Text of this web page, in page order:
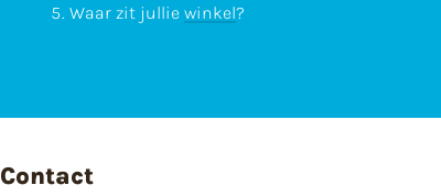
Waar zit jullie winkel?
Contact